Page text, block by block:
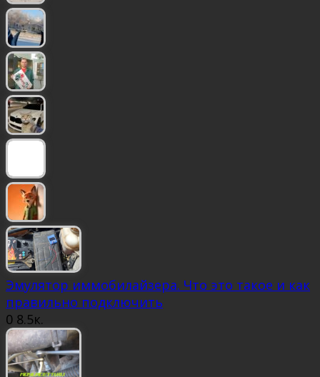
Эмулятор иммобилайзера. Что это такое и как
правильно подключить
0 8.5к.